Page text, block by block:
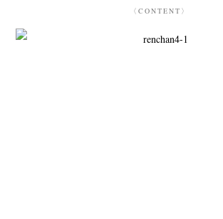
〈CONTENT〉